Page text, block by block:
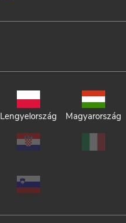
Lengyelország Magyarország